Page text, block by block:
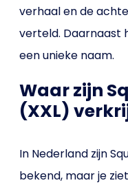
verhaal en de
verteld. Daarnaast
een unieke naam.
Waar zijn
(XXL)
In Nederland zijn
bekend, maar je